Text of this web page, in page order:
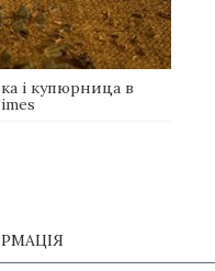
і купюрница в